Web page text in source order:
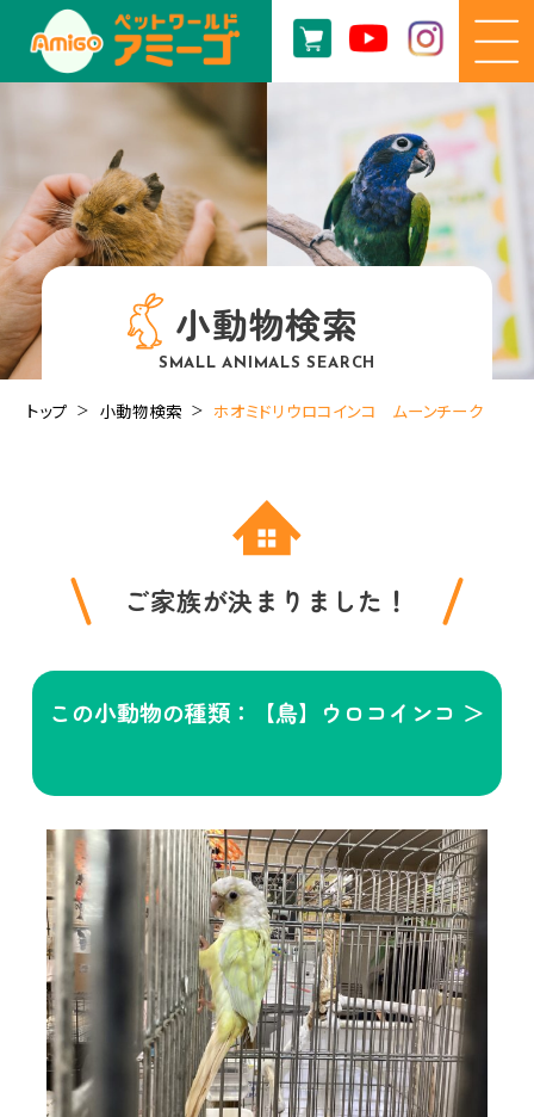
小動物検索
SMALL ANIMALS SEARCH
トップ 小動物検索 ホオミドリウロコインコ ムーンチーク
ご家族が決まりました！
この小動物の種類：【鳥】ウロコインコ ＞